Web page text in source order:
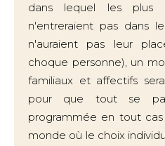
dans lequel les plus
n'entreraient pas dans
n'auraient pas leur
choque personne), un
familiaux et affectifs
pour que tout se
programmée en tout
monde où le choix